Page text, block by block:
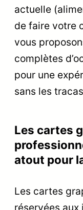
actuelle
de faire votre
vous
complètes
pour une
sans les
Les cartes
atout pour
Les cartes